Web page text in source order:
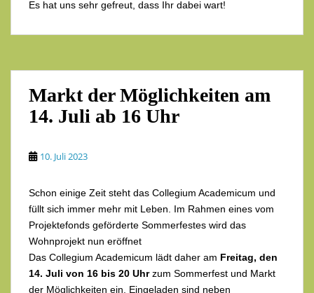
Es hat uns sehr gefreut, dass Ihr dabei wart!
Markt der Möglichkeiten am
14. Juli ab 16 Uhr
10. Juli 2023
Schon einige Zeit steht das Collegium Academicum und
füllt sich immer mehr mit Leben. Im Rahmen eines vom
Projektefonds geförderte Sommerfestes wird das
Wohnprojekt nun eröffnet
Das Collegium Academicum lädt daher am Freitag, den
14. Juli von 16 bis 20 Uhrzum Sommerfest und Markt
der Möglichkeiten ein. Eingeladen sind neben